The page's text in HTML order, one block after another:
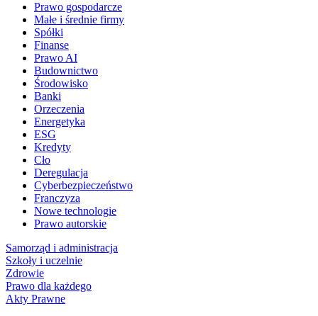
Prawo gospodarcze
Małe i średnie firmy
Spółki
Finanse
Prawo AI
Budownictwo
Środowisko
Banki
Orzeczenia
Energetyka
ESG
Kredyty
Cło
Deregulacja
Cyberbezpieczeństwo
Franczyza
Nowe technologie
Prawo autorskie
Samorząd i administracja
Szkoły i uczelnie
Zdrowie
Prawo dla każdego
Akty Prawne